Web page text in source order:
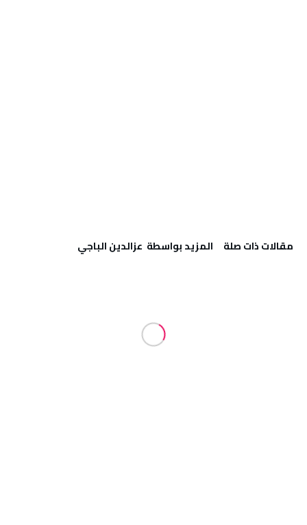
‫مقالات ذات صلة‬ ‫‫المزيد بواسطة‬ ‬ عزالدين الباجي